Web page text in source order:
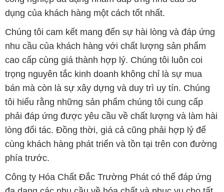
trọng nguyên tắc kinh doanh không chỉ là sự mua
bán mà còn là sự xây dựng và duy trì uy tín. Chúng
tôi hiểu rằng những sản phẩm chúng tôi cung cấp
phải đáp ứng được yêu cầu về chất lượng và làm hài
lòng đối tác. Đồng thời, giá cả cũng phải hợp lý để
cùng khách hàng phát triển và tồn tại trên con đường
phía trước.
Công ty Hóa Chất Đắc Trường Phát có thể đáp ứng
đa dạng các nhu cầu về hóa chất và phục vụ cho tất
cả các ngành nghề, lĩnh vực sản xuất khác nhau tại
TP. Hồ Chí Minh. Chúng tôi cam kết cung cấp và
phân phối những sản phẩm hóa chất đảm bảo chất
lượng và giá thành tốt nhất.